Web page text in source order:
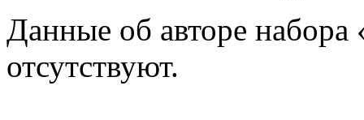
Данные об авторе набора
отсутствуют.